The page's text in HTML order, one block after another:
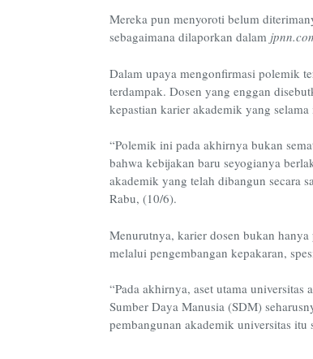
Mereka pun menyoroti belum
sebagaimana dilaporkan dalam
Dalam upaya mengonfirmasi polemik
terdampak. Dosen yang enggan
kepastian karier akademik yang
“Polemik ini pada akhirnya bukan
bahwa kebijakan baru seyogianya
akademik yang telah dibangun secara
Rabu, (10/6).
Menurutnya, karier dosen bukan
melalui pengembangan kepakaran,
“Pada akhirnya, aset utama
Sumber Daya Manusia (SDM)
pembangunan akademik universitas itu